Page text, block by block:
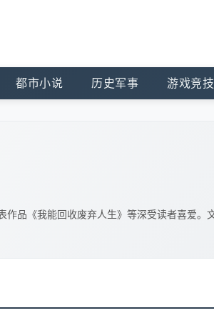
都市小说 历史军事 游戏竞技
作品《我能回收废弃人生》等深受读者喜爱。